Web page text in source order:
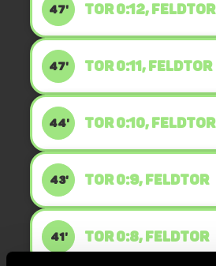
47' TOR 0:12, FELDTOR
47' TOR 0:11, FELDTOR
44' TOR 0:10, FELDTOR
43' TOR 0:9, FELDTOR
41' TOR 0:8, FELDTOR